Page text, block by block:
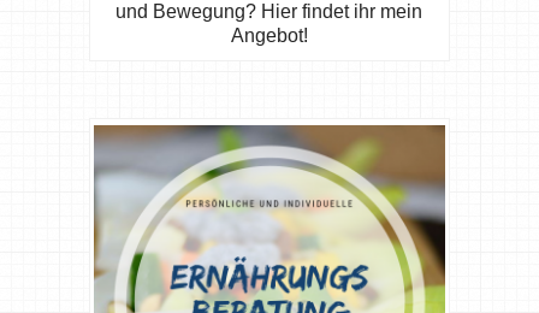
und Bewegung? Hier findet ihr mein
Angebot!